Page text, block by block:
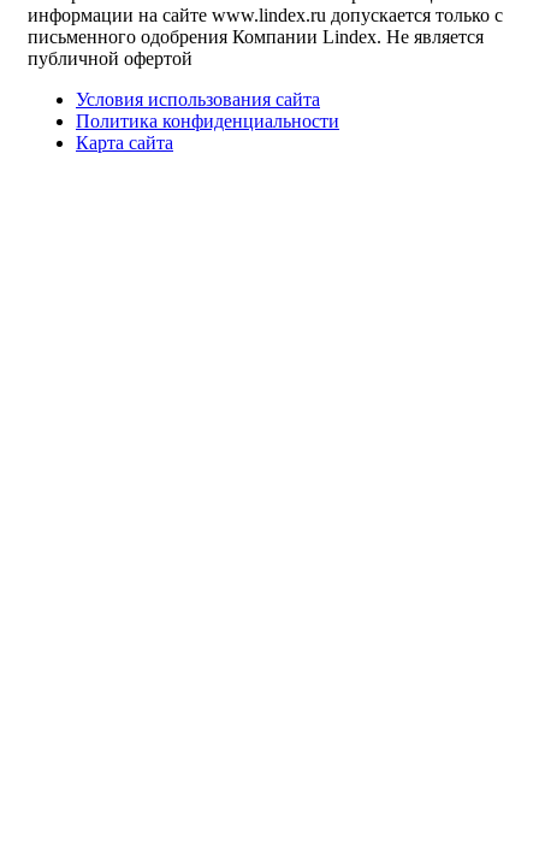
информации на сайте www.lindex.ru допускается только с
письменного одобрения Компании Lindex. Не является
публичной офертой
Условия использования сайта
Политика конфиденциальности
Карта сайта